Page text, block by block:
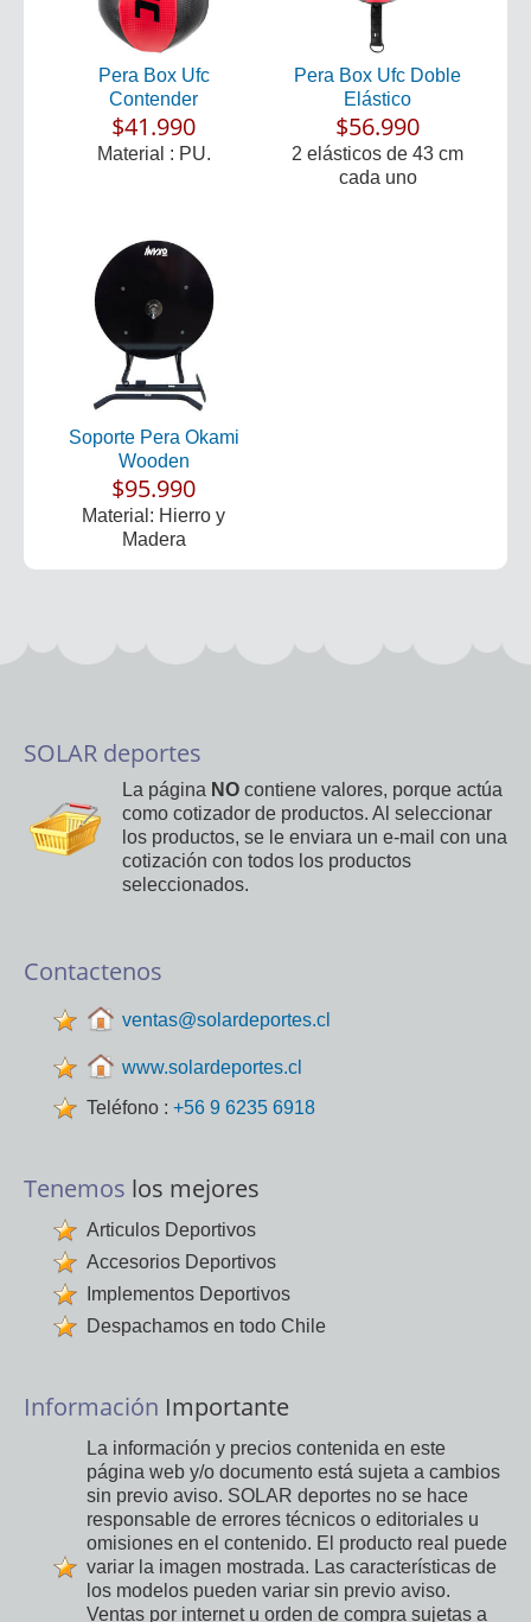
Pera Box Ufc
Contender
$41.990
Material : PU.
Pera Box Ufc Doble
Elástico
$56.990
2 elásticos de 43 cm
cada uno
Soporte Pera Okami
Wooden
$95.990
Material: Hierro y
Madera
SOLAR deportes
La página NO contiene valores, porque actúa
como cotizador de productos. Al seleccionar
los productos, se le enviara un e-mail con una
cotización con todos los productos
seleccionados.
Contactenos
ventas@solardeportes.cl
www.solardeportes.cl
Teléfono : +56 9 6235 6918
Tenemos los mejores
Articulos Deportivos
Accesorios Deportivos
Implementos Deportivos
Despachamos en todo Chile
Información Importante
La información y precios contenida en este
página web y/o documento está sujeta a cambios
sin previo aviso. SOLAR deportes no se hace
responsable de errores técnicos o editoriales u
omisiones en el contenido. El producto real puede
variar la imagen mostrada. Las características de
los modelos pueden variar sin previo aviso.
Ventas por internet u orden de compra sujetas a